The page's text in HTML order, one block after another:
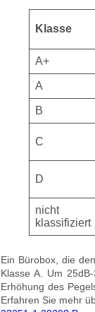
Klasse
A+
A
B
C
D
nicht
klassifiziert
Ein Bürobox, die
Klasse A. Um
Erhöhung des
Erfahren Sie mehr